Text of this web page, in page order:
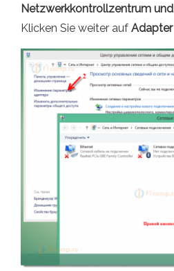
Netzwerkkontrollzentrum
Klicken Sie weiter auf